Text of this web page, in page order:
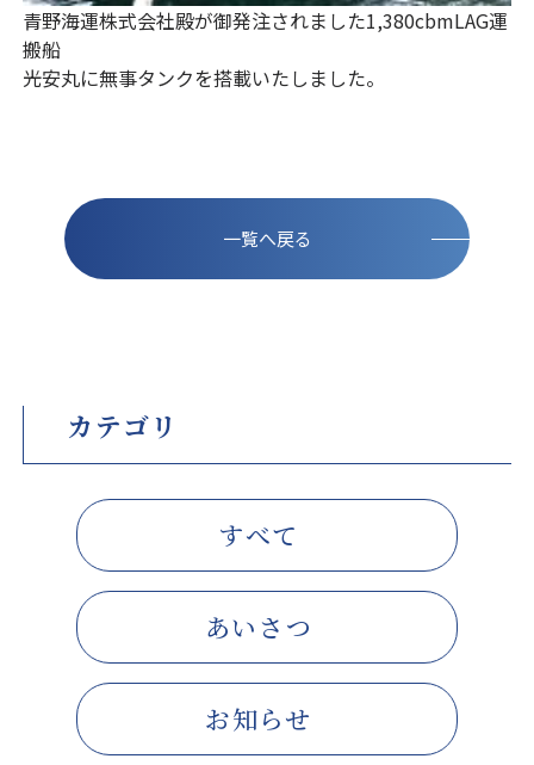
青野海運株式会社殿が御発注されました1,380cbmLAG運
搬船
光安丸に無事タンクを搭載いたしました。
一覧へ戻る
カテゴリ
すべて
あいさつ
お知らせ